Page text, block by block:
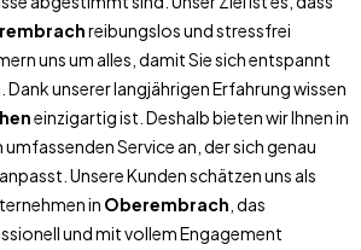
reibungslos und stressfrei
uns um alles, damit Sie sich entspannt
unserer langjährigen Erfahrung wissen
einzigartig ist. Deshalb bieten wir Ihnen in
umfassenden Service an, der sich genau
Unsere Kunden schätzen uns als
in Oberembrach , das
und mit vollem Engagement